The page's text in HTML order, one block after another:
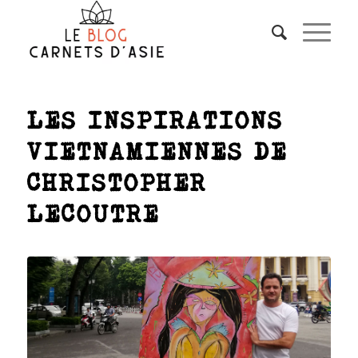
LES INSPIRATIONS
VIETNAMIENNES DE
CHRISTOPHER
LECOUTRE